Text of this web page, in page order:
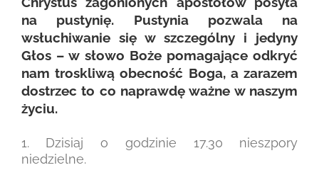
na pustynię. Pustynia pozwala na
wsłuchiwanie się w szczególny i jedyny
Głos – w słowo Boże pomagające odkryć
nam troskliwą obecność Boga, a zarazem
dostrzec to co naprawdę ważne w naszym
życiu.
1. Dzisiaj o godzinie 17.30 nieszpory
niedzielne.